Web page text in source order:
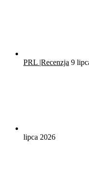
PRL |Recenzja 9
lipca 2026